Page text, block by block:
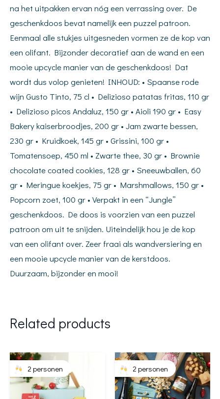
na het uitpakken ervan nóg een verrassing over. De
geschenkdoos bevat namelijk een puzzel patroon.
Eenmaal alle stukjes uitgesneden vormen ze de kop van
een olifant. Bijzonder decoratief aan de wand en een
mooie upcycle manier van de geschenkdoos! Dat
wordt dus volop genieten! INHOUD: • Spaanse rode
wijn Gusto Tinto, 75 cl • Delizioso patatas fritas, 110 gr
• Delizioso picos Andaluz, 150 gr • Aioli 190 gr • Easy
Bakery kaiserbroodjes, 200 gr • Jam zwarte bessen,
230 gr • Kruidkoek, 145 gr • Grissini, 100 gr •
Tomatensoep, 450 ml • Zwarte thee, 30 gr • Brownie
chocolate coated cookies, 128 gr • Sneeuwballen, 60
gr • Meringue koekjes, 75 gr • Marshmallows, 150 gr •
Popcorn zoet, 100 gr • Verpakt in een “Jungle”
geschenkdoos. De doos is voorzien van een puzzel
patroon om uit te snijden. Uiteindelijk hou je de kop
van een olifant over. Zeer fraai als wandversiering en
een mooie upcycle manier van de kerstdoos.
Duurzaam, bijzonder en mooi!
Related products
2 personen 2 personen